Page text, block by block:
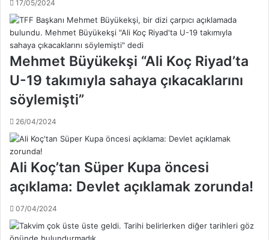
a
y
v
e
r
d
i
.
.
a
r
a
y
'
ı
b
m
b
a
l
a
d
s
o
n
r
17/05/2024
Mehmet Büyükekşi “Ali Koç Riyad’ta
U-19 takımıyla sahaya çıkacaklarını
söylemişti”
26/04/2024
Ali Koç’tan Süper Kupa öncesi
açıklama: Devlet açıklamak zorunda!
07/04/2024